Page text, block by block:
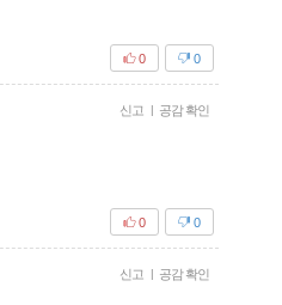
0
0
신고 | 공감 확인
0
0
신고 | 공감 확인